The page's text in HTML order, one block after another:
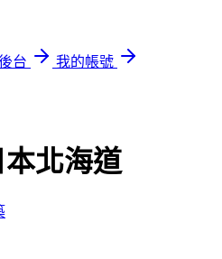
台
我的帳號
北海道